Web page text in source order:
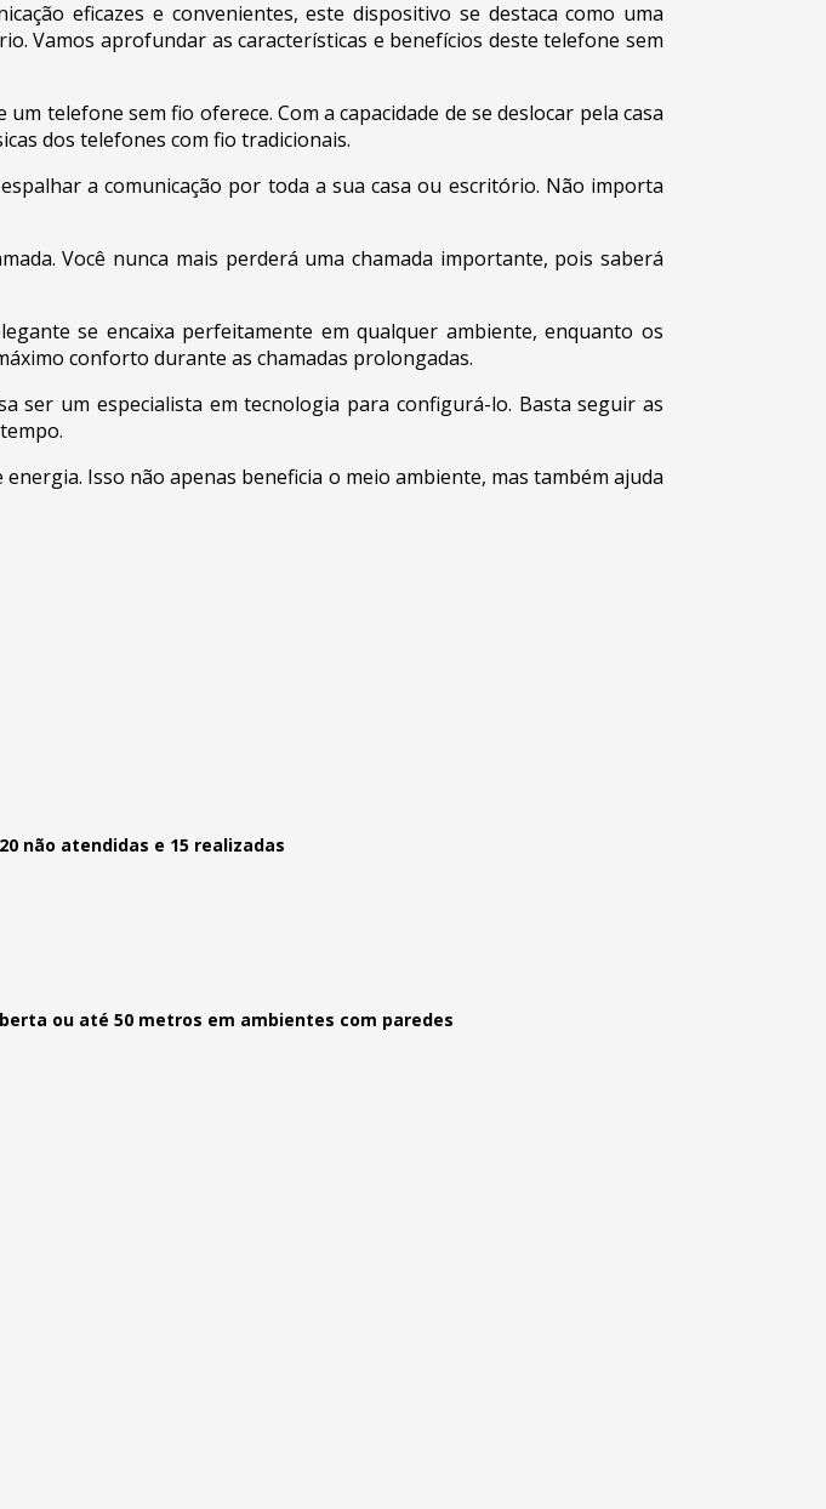
eficazes e convenientes, este dispositivo se destaca como uma
Vamos aprofundar as características e benefícios deste telefone sem
telefone sem fio oferece. Com a capacidade de se deslocar pela casa
dos telefones com fio tradicionais.
a comunicação por toda a sua casa ou escritório. Não importa
Você nunca mais perderá uma chamada importante, pois saberá
se encaixa perfeitamente em qualquer ambiente, enquanto os
conforto durante as chamadas prolongadas.
ser um especialista em tecnologia para configurá-lo. Basta seguir as
Isso não apenas beneficia o meio ambiente, mas também ajuda
não atendidas e 15 realizadas
ou até 50 metros em ambientes com paredes